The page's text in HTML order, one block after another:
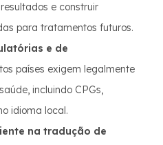
e construir
para tratamentos futuros.
e de
países exigem legalmente
incluindo CPGs,
idioma local.
na tradução de